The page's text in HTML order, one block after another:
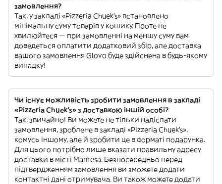
замовлення?
Так, у закладі «Pizzeria Chuek's» встановлено
мінімальну суму товарів у кошику. Проте не
хвилюйтеся — при замовленні на меншу суму вам
доведеться оплатити додатковий збір, але доставка
вашого замовлення Glovo буде здійснена в будь-якому
випадку!
Чи існує можливість зробити замовлення в закладі
«Pizzeria Chuek's» з доставкою іншій особі?
Так, звичайно! Ви можете не тільки надіслати
замовлення, зроблене в закладі «Pizzeria Chuek's»,
комусь іншому, але й зробити це в форматі подарунка.
Для цього потрібно лише вказати правильну адресу
доставки в місті Manresa. Безпосередньо перед
підтвердженням замовлення ви зможете додати
контактні дані отримувача. Ви також можете додати